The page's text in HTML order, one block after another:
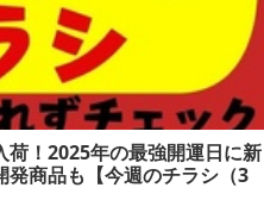
荷！2025年の最強開運日に新
商品も【今週のチラシ（3